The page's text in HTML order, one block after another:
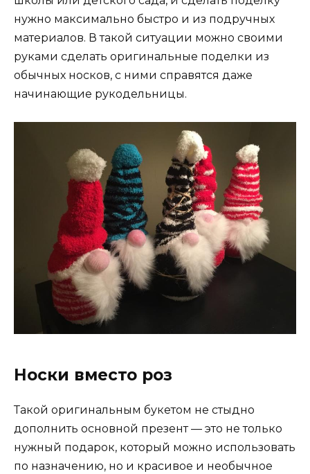
нужно максимально быстро и из подручных
материалов. В такой ситуации можно своими
руками сделать оригинальные поделки из
обычных носков, с ними справятся даже
начинающие рукодельницы.
Носки вместо роз
Такой оригинальным букетом не стыдно
дополнить основной презент — это не только
нужный подарок, который можно использовать
по назначению, но и красивое и необычное